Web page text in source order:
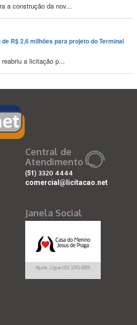
a construção da nov...
R$ 2,6 milhões para projeto do Terminal
a licitação p...
Central de
Atendimento
(51) 3320 4444
comercial@licitacao.net
Janela Social